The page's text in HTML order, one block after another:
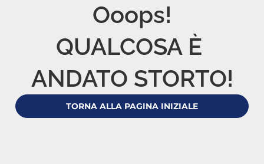
Ooops!
QUALCOSA È
ANDATO STORTO!
TORNA ALLA PAGINA INIZIALE